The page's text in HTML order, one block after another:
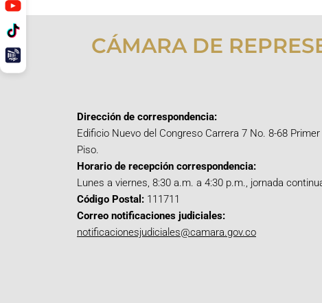
CÁMARA DE
Dirección de correspondencia:
Edificio Nuevo del Congreso Carrera 7 No. 8-68 Primer
Piso.
Horario de recepción correspondencia:
Lunes a viernes, 8:30 a.m. a 4:30 p.m., jornada
Código Postal: 111711
Correo notificaciones judiciales:
notificacionesjudiciales@camara.gov.co